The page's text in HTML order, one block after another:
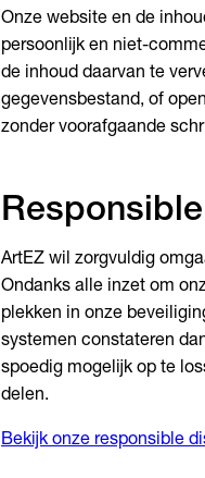
Onze website en de
persoonlijk en niet-
de inhoud daarvan te
gegevensbestand, of
zonder voorafgaande
ArtEZ wil zorgvuldig
Ondanks alle inzet om
plekken in onze
systemen constateren
spoedig mogelijk op te
delen.
Bekijk onze responsible